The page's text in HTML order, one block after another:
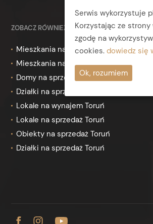
ZOBACZ RÓWNIEŻ
Mieszkania na wynajem Toruń
Mieszkania na sprzedaż Toruń
Domy na sprzedaż Toruń
Działki na sprzedaż Toruń
Lokale na wynajem Toruń
Lokale na sprzedaż Toruń
Obiekty na sprzedaż Toruń
Działki na sprzedaż Toruń
Serwis wykorzystuje
Korzystając ze strony
zgodę na
cookies. dowiedz się
Ok, rozumiem